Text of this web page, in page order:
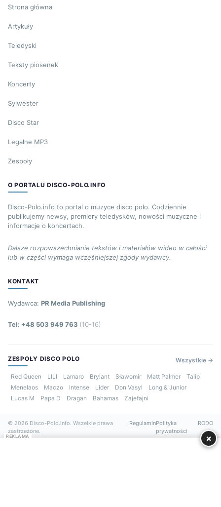
Strona główna
Artykuły
Teledyski
Teksty piosenek
Koncerty
Sylwester
Disco Star
Legalne MP3
Zespoły
O PORTALU DISCO-POLO.INFO
Disco-Polo.info to portal o muzyce disco polo. Codziennie
publikujemy newsy, premiery teledysków, nowości muzyczne i
informacje o koncertach.
Dalsze rozpowszechnianie tekstów i materiałów wideo w całości
lub w części wymaga wcześniejszej zgody wydawcy.
KONTAKT
Wydawca: PR Media Publishing
Tel: +48 503 949 763 (10-16)
ZESPOŁY DISCO POLO Wszystkie →
Red Queen LILI Lamaro Brylant Sławomir Matt Palmer
Talip
Menelaos
Maczo Intense Lider Don Vasyl
Long & Junior
Lucas M
Papa D Dragan Bahamas Zajefajni
© 2026 Disco-Polo.info. Wszelkie prawa
zastrzeżone.
RegulaminPolityka
prywatności
RODO
REKLAMA ×